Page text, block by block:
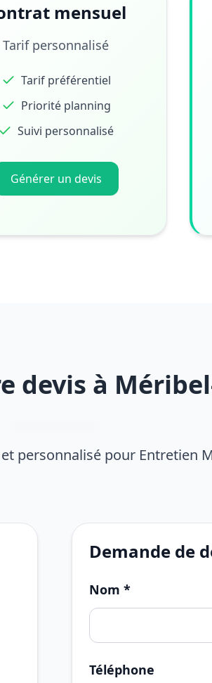
mensuel
Tarif personnalisé
Tarif préférentiel
Priorité planning
Suivi personnalisé
Générer un devis
devis à
personnalisé pour Entretien
Demande de
Nom *
Téléphone